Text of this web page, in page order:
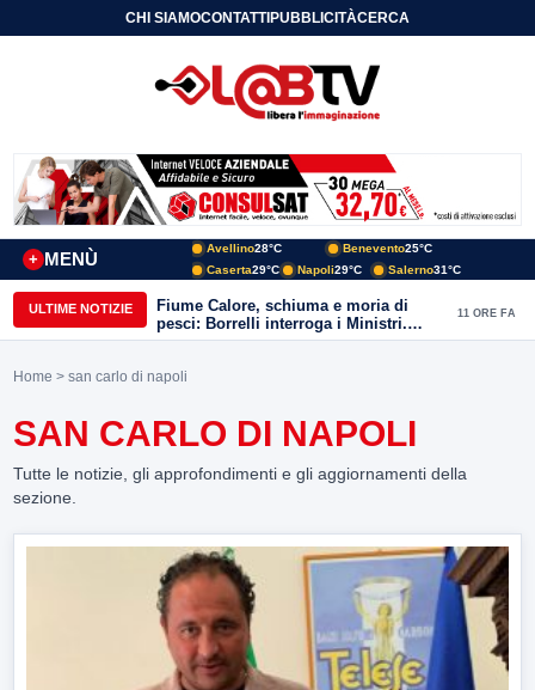
CHI SIAMOCONTATTIPUBBLICITÀCERCA
MENÙ
+
Avellino28°C Benevento25°C
Caserta29°C Napoli29°C Salerno31°C
ULTIME NOTIZIE
Fiume Calore, schiuma e moria di
pesci: Borrelli interroga i Ministri.
“Benevento paga l’assenza del
11 ORE FA
Home > san carlo di napoli
SAN CARLO DI NAPOLI
Tutte le notizie, gli approfondimenti e gli aggiornamenti della
sezione.